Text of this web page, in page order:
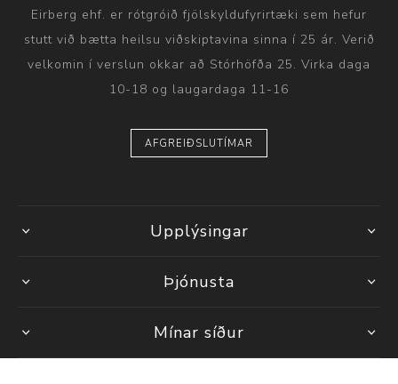
Eirberg ehf. er rótgróið fjölskyldufyrirtæki sem hefur
stutt við bætta heilsu viðskiptavina sinna í 25 ár. Verið
velkomin í verslun okkar að Stórhöfða 25. Virka daga
10-18 og laugardaga 11-16
AFGREIÐSLUTÍMAR
Upplýsingar
Þjónusta
Mínar síður